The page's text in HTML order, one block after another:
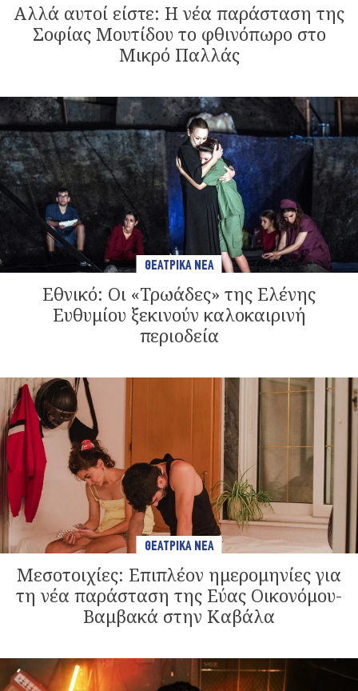
Αλλά αυτοί είστε: Η νέα παράσταση της
Σοφίας Μουτίδου το φθινόπωρο στο
Μικρό Παλλάς
ΘΕΑΤΡΙΚΑ ΝΕΑ
Εθνικό: Οι «Τρωάδες» της Ελένης
Ευθυμίου ξεκινούν καλοκαιρινή
περιοδεία
ΘΕΑΤΡΙΚΑ ΝΕΑ
Μεσοτοιχίες: Επιπλέον ημερομηνίες για
τη νέα παράσταση της Εύας Οικονόμου-
Βαμβακά στην Καβάλα